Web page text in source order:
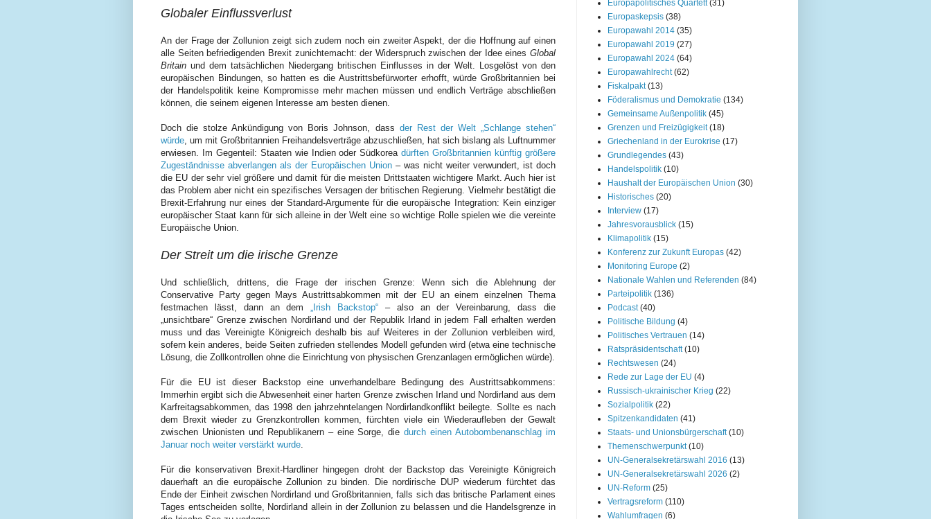
Globaler Einflussverlust
An der Frage der Zollunion zeigt sich zudem noch ein zweiter Aspekt, der die Hoffnung auf einen
alle Seiten befriedigenden Brexit zunichtemacht: der Widerspruch zwischen der Idee eines Global
Britain und dem tatsächlichen Niedergang britischen Einflusses in der Welt. Losgelöst von den
europäischen Bindungen, so hatten es die Austrittsbefürworter erhofft, würde Großbritannien bei
der Handelspolitik keine Kompromisse mehr machen müssen und endlich Verträge abschließen
können, die seinem eigenen Interesse am besten dienen.
Doch die stolze Ankündigung von Boris Johnson, dass der Rest der Welt „Schlange stehen“
würde , um mit Großbritannien Freihandelsverträge abzuschließen, hat sich bislang als Luftnummer
erwiesen. Im Gegenteil: Staaten wie Indien oder Südkoreadürften Großbritannien künftig größere
Zugeständnisse abverlangen als der Europäischen Union – was nicht weiter verwundert, ist doch
die EU der sehr viel größere und damit für die meisten Drittstaaten wichtigere Markt. Auch hier ist
das Problem aber nicht ein spezifisches Versagen der britischen Regierung. Vielmehr bestätigt die
Brexit-Erfahrung nur eines der Standard-Argumente für die europäische Integration: Kein einziger
europäischer Staat kann für sich alleine in der Welt eine so wichtige Rolle spielen wie die vereinte
Europäische Union.
Der Streit um die irische Grenze
Und schließlich, drittens, die Frage der irischen Grenze: Wenn sich die Ablehnung der
Conservative Party gegen Mays Austrittsabkommen mit der EU an einem einzelnen Thema
festmachen lässt, dann an dem
„Irish Backstop“ – also an der Vereinbarung, dass die
„unsichtbare“ Grenze zwischen Nordirland und der Republik Irland in jedem Fall erhalten werden
muss und das Vereinigte Königreich deshalb bis auf Weiteres in der Zollunion verbleiben wird,
sofern kein anderes, beide Seiten zufrieden stellendes Modell gefunden wird (etwa eine technische
Lösung, die Zollkontrollen ohne die Einrichtung von physischen Grenzanlagen ermöglichen würde).
Für die EU ist dieser Backstop eine unverhandelbare Bedingung des Austrittsabkommens:
Immerhin ergibt sich die Abwesenheit einer harten Grenze zwischen Irland und Nordirland aus dem
Karfreitagsabkommen, das 1998 den jahrzehntelangen Nordirlandkonflikt beilegte. Sollte es nach
dem Brexit wieder zu Grenzkontrollen kommen, fürchten viele ein Wiederaufleben der Gewalt
zwischen Unionisten und Republikanern – eine Sorge, diedurch einen Autobombenanschlag im
Januar noch weiter verstärkt wurde
Für die konservativen Brexit-Hardliner hingegen droht der Backstop das Vereinigte Königreich
dauerhaft an die europäische Zollunion zu binden. Die nordirische DUP wiederum fürchtet das
Ende der Einheit zwischen Nordirland und Großbritannien, falls sich das britische Parlament eines
Tages entscheiden sollte, Nordirland allein in der Zollunion zu belassen und die Handelsgrenze in
Europapolitisches Quartett (31)
Europaskepsis (38)
Europawahl 2014 (35)
Europawahl 2019 (27)
Europawahl 2024 (64)
Europawahlrecht (62)
Fiskalpakt (13)
Föderalismus und Demokratie (134)
Gemeinsame Außenpolitik (45)
Grenzen und Freizügigkeit (18)
Griechenland in der Eurokrise (17)
Grundlegendes (43)
Handelspolitik (10)
Haushalt der Europäischen Union (30)
Historisches (20)
Interview (17)
Jahresvorausblick (15)
Klimapolitik (15)
Konferenz zur Zukunft Europas (42)
Monitoring Europe (2)
Nationale Wahlen und Referenden (84)
Parteipolitik (136)
Podcast (40)
Politische Bildung (4)
Politisches Vertrauen (14)
Ratspräsidentschaft (10)
Rechtswesen (24)
Rede zur Lage der EU (4)
Russisch-ukrainischer Krieg (22)
Sozialpolitik (22)
Spitzenkandidaten (41)
Staats- und Unionsbürgerschaft (10)
Themenschwerpunkt (10)
UN-Generalsekretärswahl 2016 (13)
UN-Generalsekretärswahl 2026 (2)
UN-Reform (25)
Vertragsreform (110)
Wahlumfragen (6)